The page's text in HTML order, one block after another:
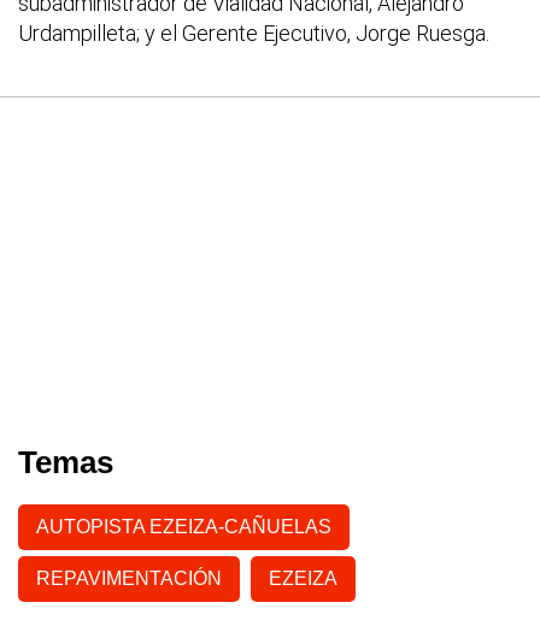
Urdampilleta; y el Gerente Ejecutivo, Jorge Ruesga.
Temas
AUTOPISTA EZEIZA-CAÑUELAS
REPAVIMENTACIÓN EZEIZA